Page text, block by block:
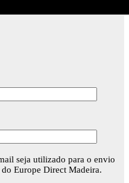
seja utilizado para o envio
Europe Direct Madeira.